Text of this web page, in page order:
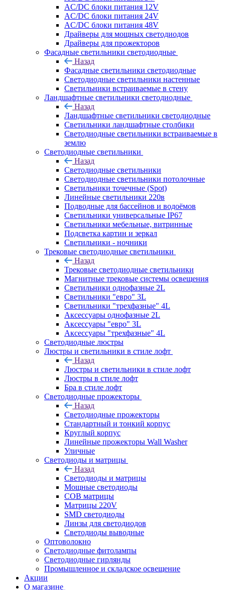
AC/DC блоки питания 12V
AC/DC блоки питания 24V
AC/DC блоки питания 48V
Драйверы для мощных светодиодов
Драйверы для прожекторов
Фасадные светильники светодиодные
Назад
Фасадные светильники светодиодные
Светодиодные светильники настенные
Светильники встраиваемые в стену
Ландшафтные светильники светодиодные
Назад
Ландшафтные светильники светодиодные
Светильники ландшафтные столбики
Светодиодные светильники встраиваемые в
землю
Светодиодные светильники
Назад
Светодиодные светильники
Светодиодные светильники потолочные
Светильники точечные (Spot)
Линейные светильники 220в
Подводные для бассейнов и водоёмов
Светильники универсальные IP67
Светильники мебельные, витринные
Подсветка картин и зеркал
Светильники - ночники
Трековые светодиодные светильники
Назад
Трековые светодиодные светильники
Магнитные трековые системы освещения
Светильники однофазные 2L
Светильники "евро" 3L
Светильники "трехфазные" 4L
Аксессуары однофазные 2L
Аксессуары "евро" 3L
Аксессуары "трехфазные" 4L
Светодиодные люстры
Люстры и светильники в стиле лофт
Назад
Люстры и светильники в стиле лофт
Люстры в стиле лофт
Бра в стиле лофт
Светодиодные прожекторы
Назад
Светодиодные прожекторы
Стандартный и тонкий корпус
Круглый корпус
Линейные прожекторы Wall Washer
Уличные
Светодиоды и матрицы
Назад
Светодиоды и матрицы
Мощные светодиоды
COB матрицы
Матрицы 220V
SMD светодиоды
Линзы для светодиодов
Светодиоды выводные
Оптоволокно
Светодиодные фитолампы
Светодиодные гирлянды
Промышленное и складское освещение
Акции
О магазине